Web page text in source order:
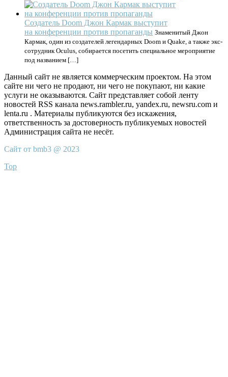
Создатель Doom Джон Кармак выступит
на конференции против пропаганды Знаменитый Джон
Кармак, один из создателей легендарных Doom и Quake, а также экс-
сотрудник Oculus, собирается посетить специальное мероприятие
под названием […]
Данный сайт не является коммерческим проектом. На этом
сайте ни чего не продают, ни чего не покупают, ни какие
услуги не оказываются. Сайт представляет собой ленту
новостей RSS канала news.rambler.ru, yandex.ru, newsru.com и
lenta.ru . Материалы публикуются без искажения,
ответственность за достоверность публикуемых новостей
Администрация сайта не несёт.
Сайт от bmb3 @ 2023
Top